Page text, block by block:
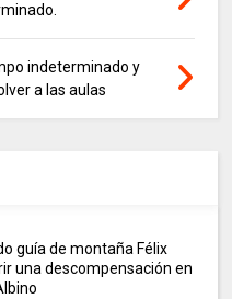
indeterminado y
a las aulas
guía de montaña Félix
una descompensación en